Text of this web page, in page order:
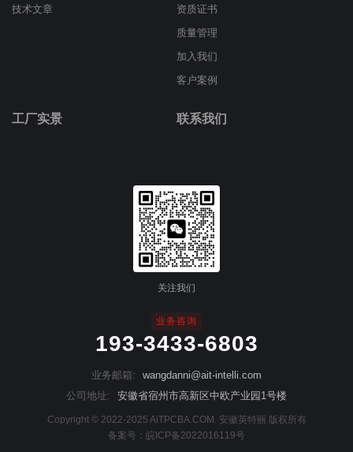
技术文章
资质证书
质量管理
加入我们
客户案例
工厂实景 联系我们
业务咨询
193-3433-6803
业务邮箱:
wangdanni@ait-intelli.com
公司地址:
安徽省宿州市高新区中欧产业园1号楼
Copyright © 2022-2025 AiTPCBA.COM. 安徽英特丽 版权所有
备案号： 皖ICP备2022016119号
关注我们